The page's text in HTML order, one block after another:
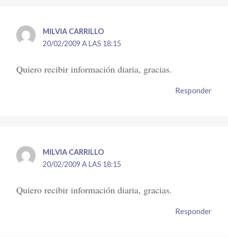
MILVIA CARRILLO
20/02/2009 A LAS 18:15
Quiero recibir información diaria, gracias.
Responder
MILVIA CARRILLO
20/02/2009 A LAS 18:15
Quiero recibir información diaria, gracias.
Responder